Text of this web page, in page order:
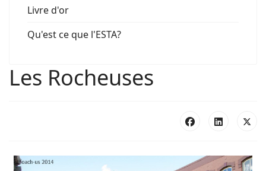
Livre d'or
Qu'est ce que l'ESTA?
Les Rocheuses